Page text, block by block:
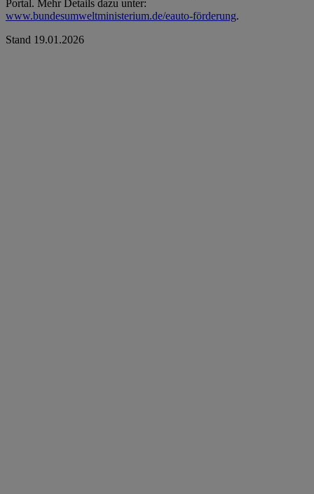
Portal. Mehr Details dazu unter:
www.bundesumweltministerium.de/eauto-förderung.
Stand 19.01.2026